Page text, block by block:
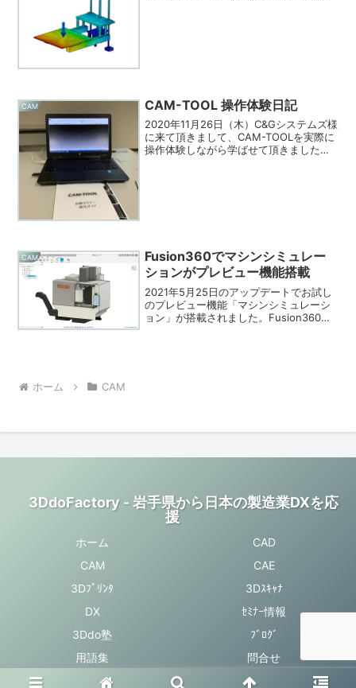
CAM CAM-TOOL 操作体験日記
2020年11月26日（木）C&Gシステムズ様
に来て頂きまして、CAM-TOOLを実際に
操作体験しながら学ばせて頂きました。
CAM
Fusion360でマシンシミュレー
ションがプレビュー機能搭載
2021年5月25日のアップデートでお試し
のプレビュー機能「マシンシミュレーシ
ョン」が搭載されました。Fusion360の
ホーム
CAM
3DdoFactory - 岩手県から日本の製造業DXを応
援
ホーム
CAD
CAM
CAE
3Dﾌﾟﾘﾝﾀ
3Dｽｷｬﾅ
DX
ｾﾐﾅｰ情報
3Ddo塾
ﾌﾞﾛｸﾞ
用語集
問合せ